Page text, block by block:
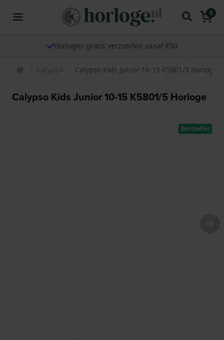
0
Horloges gratis verzonden vanaf €50
Calypso Calypso Kids Junior 10-15 K5801/5 Horloge
Calypso Kids Junior 10-15 K5801/5 Horloge
Bestseller